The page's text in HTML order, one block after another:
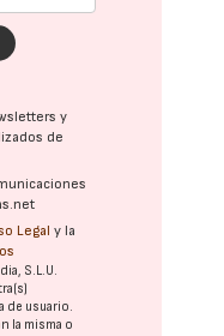
y
de
Legal y la
S.L.U.
de usuario.
la misma o